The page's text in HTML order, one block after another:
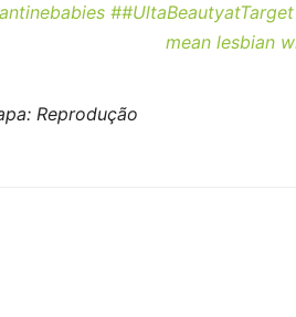
##UltaBeautyatTarget
mean lesbian
Reprodução